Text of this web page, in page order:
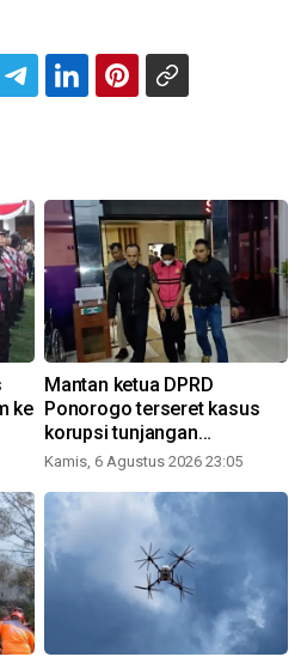
ke
Mantan ketua DPRD
Ponorogo terseret kasus
korupsi tunjangan
perumahan
Kamis, 6 Agustus 2026 23:05